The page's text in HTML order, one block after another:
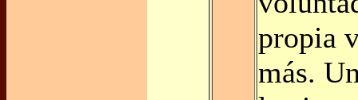
propia
más.